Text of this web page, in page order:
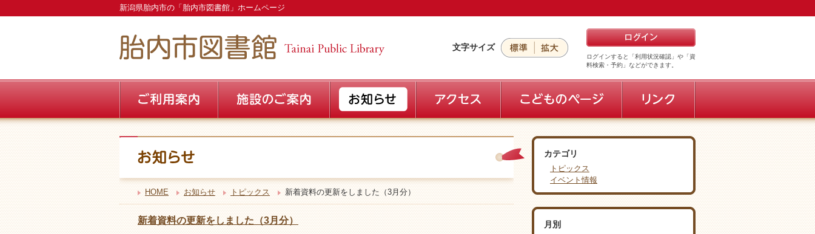
新潟県胎内市の「胎内市図書館」ホームページ
文字サイズ
ログインすると「利用状況確認」や「資
料検索・予約」などができます。
HOME お知らせ トピックス 新着資料の更新をしました（3月分）
新着資料の更新をしました（3月分）
カテゴリ
トピックス
イベント情報
月別